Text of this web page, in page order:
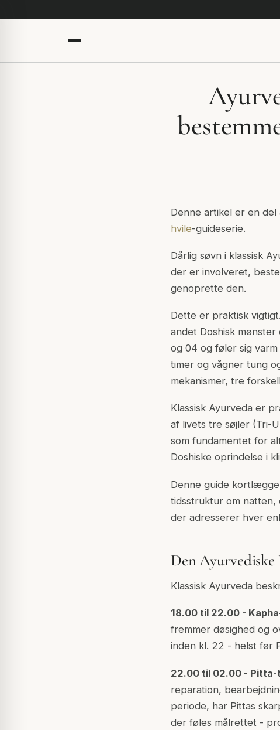
Denne artikel er en del
hvile-guideserie.
Dårlig søvn i klassisk
der er involveret,
genoprette den.
Dette er praktisk
andet Doshisk
og 04 og føler sig
timer og vågner tung
mekanismer, tre
Klassisk Ayurveda er
af livets tre søjler (Tri-
som fundamentet for
Doshiske oprindelse i
Denne guide
tidsstruktur om natten,
der adresserer hver
Den
Klassisk Ayurveda
18.00 til 22.00 -
fremmer døsighed og
inden kl. 22 - helst før
22.00 til 02.00 - Pitta-
reparation,
periode, har Pittas
der føles målrettet -